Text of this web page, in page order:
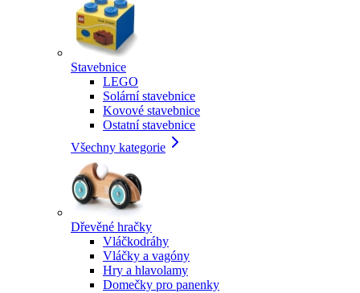
Stavebnice
LEGO
Solární stavebnice
Kovové stavebnice
Ostatní stavebnice
Všechny kategorie
Dřevěné hračky
Vláčkodráhy
Vláčky a vagóny
Hry a hlavolamy
Domečky pro panenky